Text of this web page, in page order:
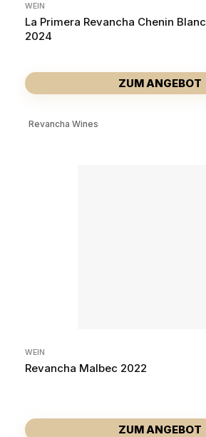
WEIN
La Primera Revancha Chenin Blanc
2024
ZUM ANGEBOT
Revancha Wines
WEIN
Revancha Malbec 2022
ZUM ANGEBOT